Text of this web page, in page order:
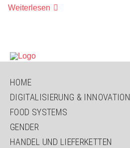
Weiterlesen Police
NAVIGATION
ÜBERSPRINGEN
HOME
DIGITALISIERUNG & INNOVATION
FOOD SYSTEMS
GENDER
HANDEL UND LIEFERKETTEN